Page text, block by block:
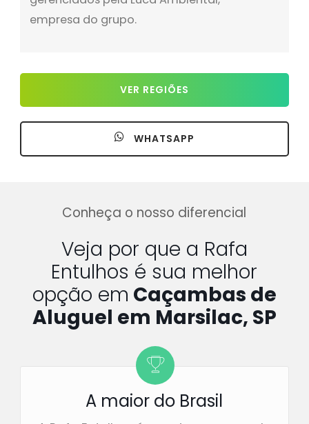
empresa do grupo.
VER REGIÕES
WHATSAPP
Conheça o nosso diferencial
Veja por que a Rafa
Entulhos é sua melhor
opção em Caçambas de
Aluguel em Marsilac, SP
A maior do Brasil